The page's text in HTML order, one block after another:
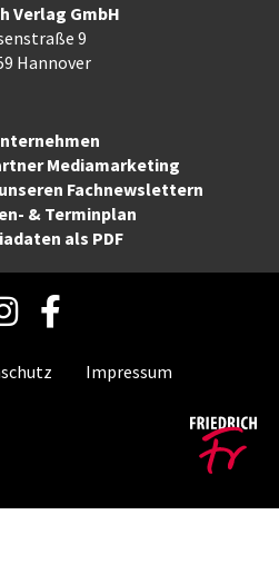
Verlag GmbH
9
Hannover
Mediamarketing
Fachnewslettern
& Terminplan
als PDF
Impressum